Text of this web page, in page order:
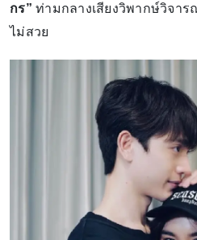
กร” ท่ามกลางเสียงวิพากษ์วิจา
ไม่สวย